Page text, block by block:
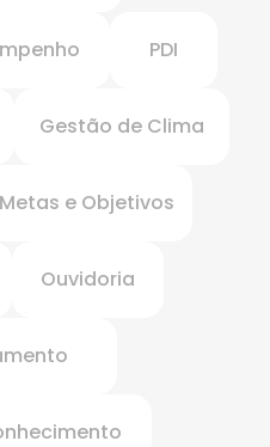
PDI
Gestão de Clima
Metas e Objetivos
Ouvidoria